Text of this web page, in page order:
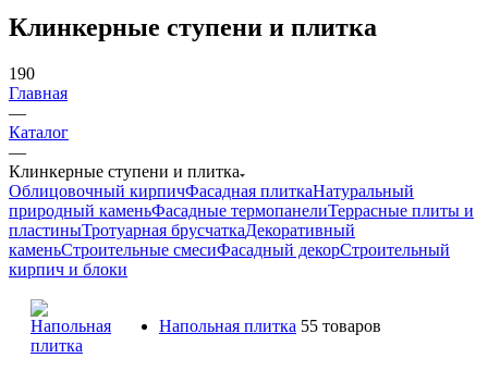
Клинкерные ступени и плитка
190
Главная
—
Каталог
—
Клинкерные ступени и плитка
Облицовочный кирпичФасадная плиткаНатуральный
природный каменьФасадные термопанелиТеррасные плиты и
пластиныТротуарная брусчаткаДекоративный
каменьСтроительные смесиФасадный декорСтроительный
кирпич и блоки
Напольная плитка 55 товаров